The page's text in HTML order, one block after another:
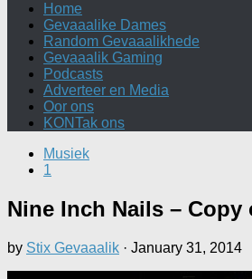
Home
Gevaaalike Dames
Random Gevaaalikhede
Gevaaalik Gaming
Podcasts
Adverteer en Media
Oor ons
KONTak ons
Musiek
1
Nine Inch Nails – Copy
by Stix Gevaaalik · January 31, 2014